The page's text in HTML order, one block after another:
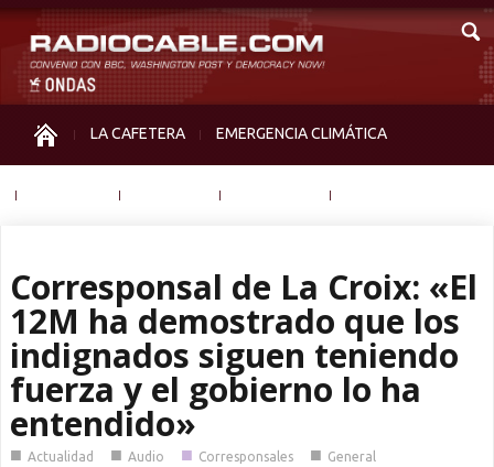
LA CAFETERA EMERGENCIA CLIMÁTICA
Corresponsal de La Croix: «El
12M ha demostrado que los
indignados siguen teniendo
fuerza y el gobierno lo ha
entendido»
■ Actualidad ■ Audio ■ Corresponsales ■ General